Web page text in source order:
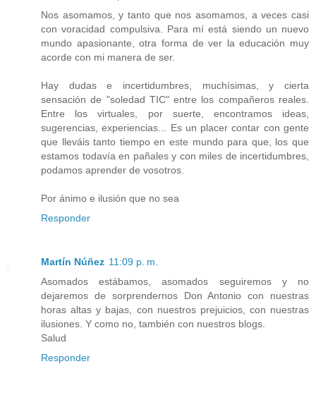
Nos asomamos, y tanto que nos asomamos, a veces casi
con voracidad compulsiva. Para mí está siendo un nuevo
mundo apasionante, otra forma de ver la educación muy
acorde con mi manera de ser.
Hay dudas e incertidumbres, muchísimas, y cierta
sensación de "soledad TIC" entre los compañeros reales.
Entre los virtuales, por suerte, encontramos ideas,
sugerencias, experiencias... Es un placer contar con gente
que lleváis tanto tiempo en este mundo para que, los que
estamos todavía en pañales y con miles de incertidumbres,
podamos aprender de vosotros.
Por ánimo e ilusión que no sea
Responder
Martín Núñez 11:09 p. m.
Asomados estábamos, asomados seguiremos y no
dejaremos de sorprendernos Don Antonio con nuestras
horas altas y bajas, con nuestros prejuicios, con nuestras
ilusiones. Y como no, también con nuestros blogs.
Salud
Responder